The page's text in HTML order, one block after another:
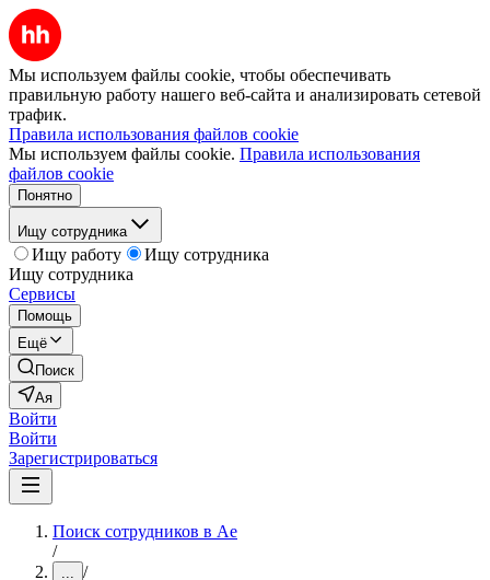
Мы используем файлы cookie, чтобы обеспечивать
правильную работу нашего веб-сайта и анализировать сетевой
трафик.
Правила использования файлов cookie
Мы используем файлы cookie. Правила использования
файлов cookie
Понятно
Ищу сотрудника
Ищу работу
Ищу сотрудника
Ищу сотрудника
Сервисы
Помощь
Ещё
Поиск
Ая
Войти
Войти
Зарегистрироваться
Поиск сотрудников в Ае
/
... /